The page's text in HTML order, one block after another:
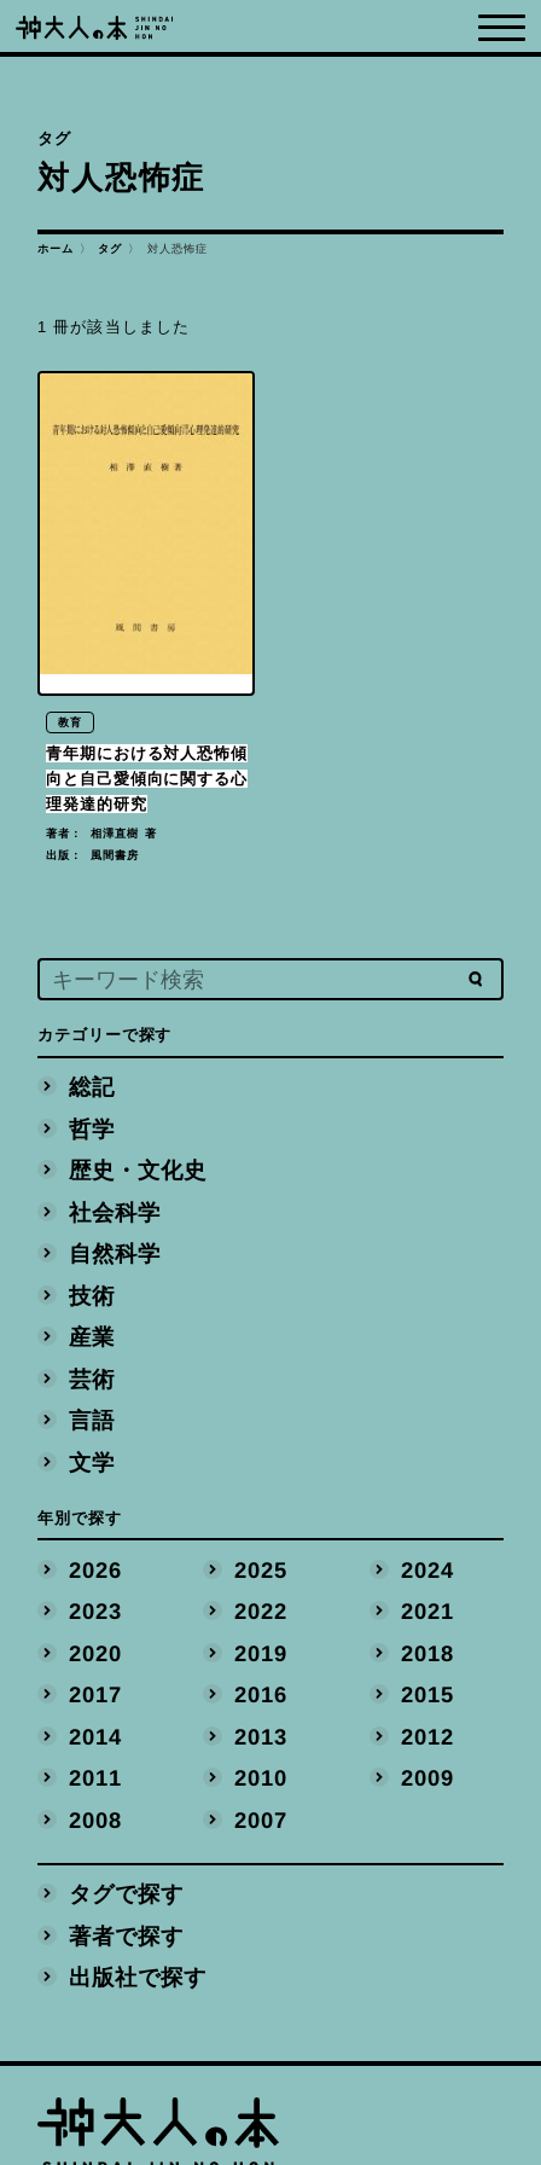
タグ
対人恐怖症
ホーム タグ 対人恐怖症
1 冊が該当しました
教育
青年期における対人恐怖傾
向と自己愛傾向に関する心
理発達的研究
著者： 相澤直樹 著
出版： 風間書房
カテゴリーで探す
総記
哲学
歴史・文化史
社会科学
自然科学
技術
産業
芸術
言語
文学
年別で探す
2026 2025
2024
2023
2022
2021
2020
2019
2018
2017
2016
2015
2014
2013
2012
2011
2010
2009
2008
2007
タグで探す
著者で探す
出版社で探す